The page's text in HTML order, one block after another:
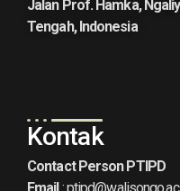
Jalan Prof. Hamka,
Tengah, Indonesia
Kontak
Contact Person PTIPD